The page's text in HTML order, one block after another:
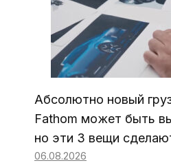
Абсолютно новый
Fathom может быть
но эти 3 вещи
06.08.2026